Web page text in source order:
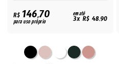
R$146,70
para uso próprio
em até
3x R$ 48,90